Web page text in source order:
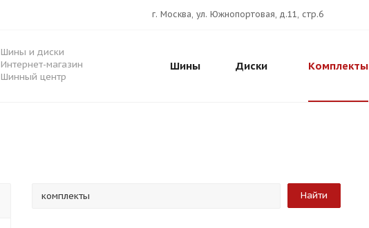
г. Москва, ул. Южнопортовая, д.11, стр.6
Шины и диски
Интернет-магазин
Шинный центр
Шины Диски Комплекты